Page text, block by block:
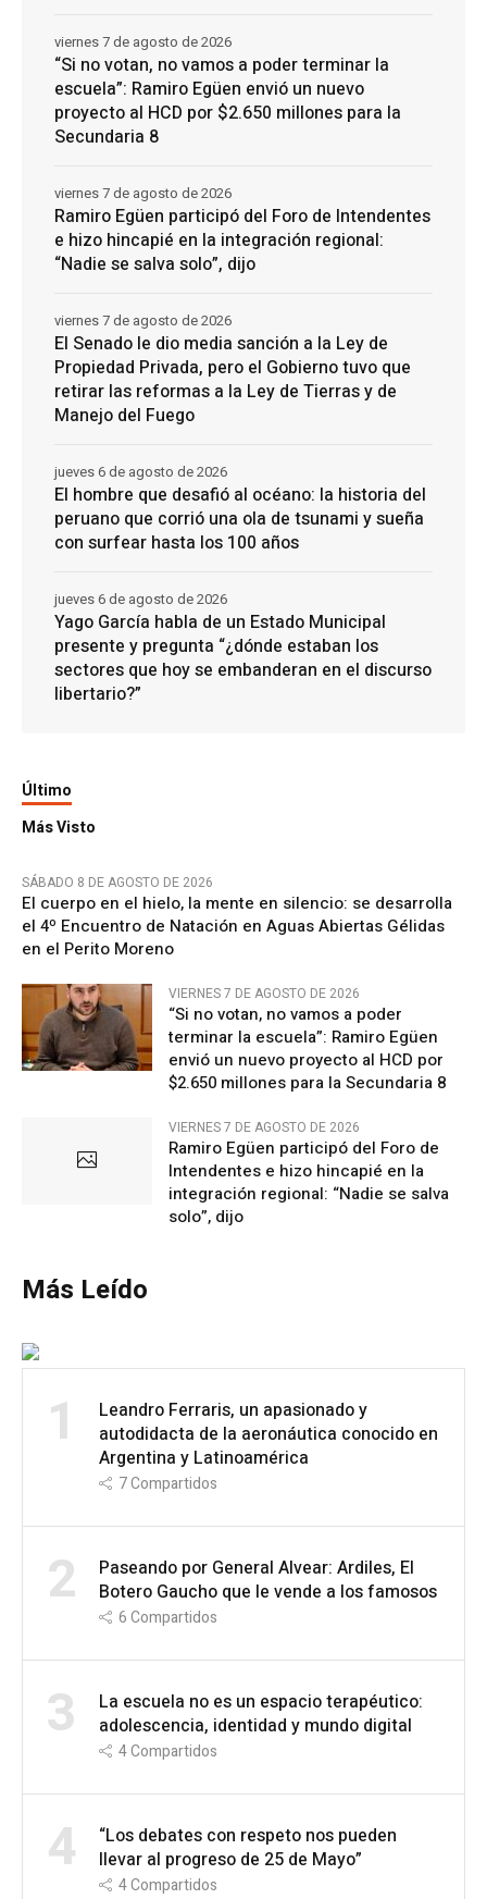
“Si no votan, no vamos a poder terminar la
escuela”: Ramiro Egüen envió un nuevo
proyecto al HCD por $2.650 millones para la
Secundaria 8
viernes 7 de agosto de 2026
Ramiro Egüen participó del Foro de Intendentes
e hizo hincapié en la integración regional:
“Nadie se salva solo”, dijo
viernes 7 de agosto de 2026
El Senado le dio media sanción a la Ley de
Propiedad Privada, pero el Gobierno tuvo que
retirar las reformas a la Ley de Tierras y de
Manejo del Fuego
viernes 7 de agosto de 2026
El hombre que desafió al océano: la historia del
peruano que corrió una ola de tsunami y sueña
con surfear hasta los 100 años
jueves 6 de agosto de 2026
Yago García habla de un Estado Municipal
presente y pregunta “¿dónde estaban los
sectores que hoy se embanderan en el discurso
libertario?”
jueves 6 de agosto de 2026
Último
Más Visto
SÁBADO 8 DE AGOSTO DE 2026
El cuerpo en el hielo, la mente en silencio: se desarrolla
el 4º Encuentro de Natación en Aguas Abiertas Gélidas
en el Perito Moreno
VIERNES 7 DE AGOSTO DE 2026
“Si no votan, no vamos a poder
terminar la escuela”: Ramiro Egüen
envió un nuevo proyecto al HCD por
$2.650 millones para la Secundaria 8
VIERNES 7 DE AGOSTO DE 2026
Ramiro Egüen participó del Foro de
Intendentes e hizo hincapié en la
integración regional: “Nadie se salva
solo”, dijo
Más Leído
1
Leandro Ferraris, un apasionado y
autodidacta de la aeronáutica conocido en
Argentina y Latinoamérica
7Compartidos
2
Paseando por General Alvear: Ardiles, El
Botero Gaucho que le vende a los famosos
6Compartidos
3
La escuela no es un espacio terapéutico:
adolescencia, identidad y mundo digital
4Compartidos
4
“Los debates con respeto nos pueden
llevar al progreso de 25 de Mayo”
4Compartidos